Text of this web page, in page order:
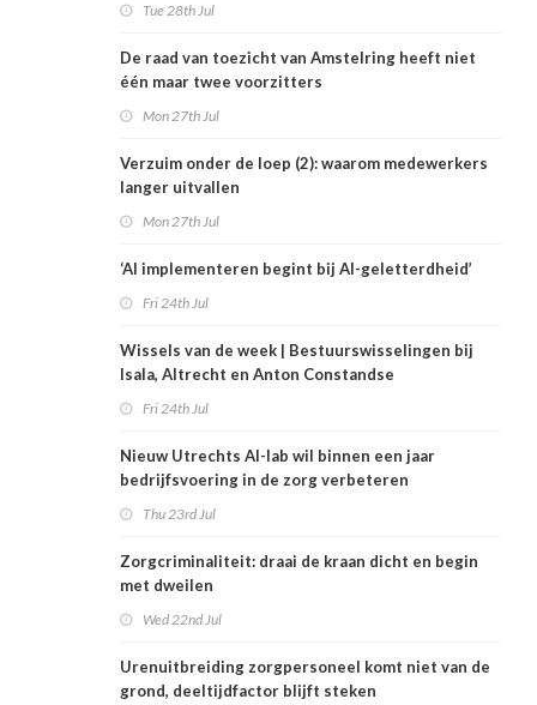
Tue 28th Jul
De raad van toezicht van Amstelring heeft niet
één maar twee voorzitters
Mon 27th Jul
Verzuim onder de loep (2): waarom medewerkers
langer uitvallen
Mon 27th Jul
‘AI implementeren begint bij AI-geletterdheid’
Fri 24th Jul
Wissels van de week | Bestuurswisselingen bij
Isala, Altrecht en Anton Constandse
Fri 24th Jul
Nieuw Utrechts AI-lab wil binnen een jaar
bedrijfsvoering in de zorg verbeteren
Thu 23rd Jul
Zorgcriminaliteit: draai de kraan dicht en begin
met dweilen
Wed 22nd Jul
Urenuitbreiding zorgpersoneel komt niet van de
grond, deeltijdfactor blijft steken